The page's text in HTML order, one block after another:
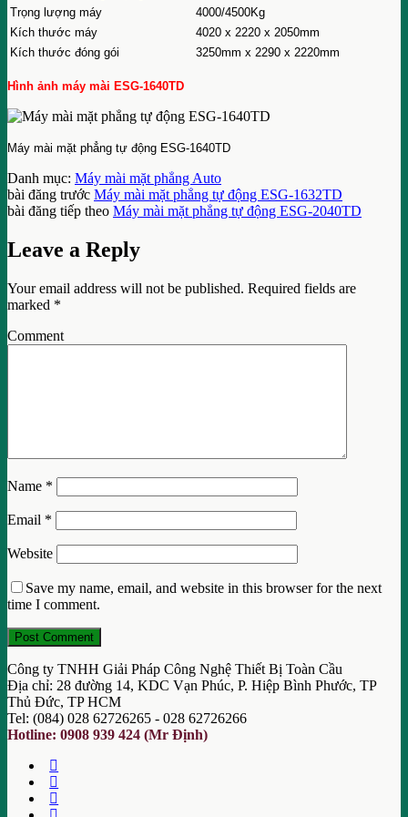
Trọng lượng máy
4000/4500Kg
Kích thước máy
4020 x 2220 x 2050mm
Kích thước đóng gói
3250mm x 2290 x 2220mm
Hình ảnh máy mài ESG-1640TD
Máy mài mặt phẳng tự động ESG-1640TD
Danh mục: Máy mài mặt phẳng Auto
bài đăng trước Máy mài mặt phẳng tự động ESG-1632TD
bài đăng tiếp theo Máy mài mặt phẳng tự động ESG-2040TD
Leave a Reply
Your email address will not be published. Required fields are
marked *
Comment
Name *
Email *
Website
Save my name, email, and website in this browser for the next
time I comment.
Công ty TNHH Giải Pháp Công Nghệ Thiết Bị Toàn Cầu
Địa chỉ: 28 đường 14, KDC Vạn Phúc, P. Hiệp Bình Phước, TP
Thủ Đức, TP HCM
Tel: (084) 028 62726265 - 028 62726266
Hotline: 0908 939 424 (Mr Định)